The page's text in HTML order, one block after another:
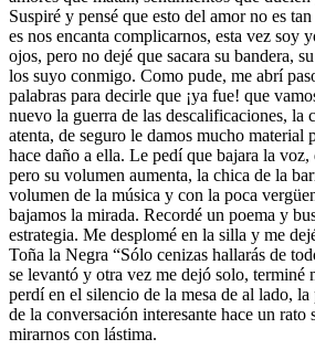
Suspiré y pensé que esto del amor no es
es nos encanta complicarnos, esta vez soy
ojos, pero no dejé que sacara su bandera,
los suyo conmigo. Como pude, me abrí
palabras para decirle que ¡ya fue! que
nuevo la guerra de las descalificaciones, la
atenta, de seguro le damos mucho material
hace daño a ella. Le pedí que bajara la voz,
pero su volumen aumenta, la chica de la
volumen de la música y con la poca
bajamos la mirada. Recordé un poema y
estrategia. Me desplomé en la silla y me
Toña la Negra “Sólo cenizas hallarás de
se levantó y otra vez me dejó solo, terminé
perdí en el silencio de la mesa de al lado, la
de la conversación interesante hace un rato
mirarnos con lástima.